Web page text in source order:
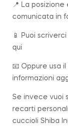
📍 La
comunicata in
📱 Puoi
qui
📧 Oppure usa il
informazioni
Se invece vuoi
recarti
cuccioli Shiba